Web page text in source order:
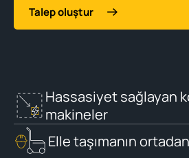
Talep oluştur
Hassasiyet sağlayan
makineler
Elle taşımanın ortadan